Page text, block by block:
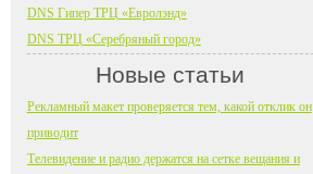
DNS Гипер ТРЦ «Евролэнд»
DNS ТРЦ «Серебряный город»
Новые статьи
Рекламный макет проверяется тем, какой отклик он
приводит
Телевидение и радио держатся на сетке вещания и